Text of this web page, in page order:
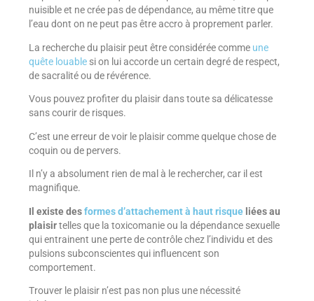
nuisible et ne crée pas de dépendance, au même titre que
l’eau dont on ne peut pas être accro à proprement parler.
La recherche du plaisir peut être considérée comme une
quête louablesi on lui accorde un certain degré de respect,
de sacralité ou de révérence.
Vous pouvez profiter du plaisir dans toute sa délicatesse
sans courir de risques.
C’est une erreur de voir le plaisir comme quelque chose de
coquin ou de pervers.
Il n’y a absolument rien de mal à le rechercher, car il est
magnifique.
Il existe desformes d’attachement à haut risqueliées au
plaisirtelles que la toxicomanie ou la dépendance sexuelle
qui entrainent une perte de contrôle chez l’individu et des
pulsions subconscientes qui influencent son
comportement.
Trouver le plaisir n’est pas non plus une nécessité